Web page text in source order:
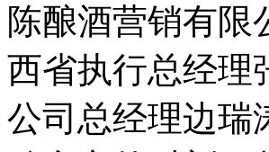
陈酿酒营销有限
西省执行总经理
公司总经理边瑞